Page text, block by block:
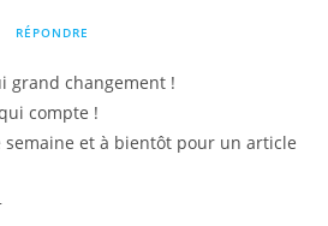
RÉPONDRE
grand changement !
compte !
semaine et à bientôt pour un article